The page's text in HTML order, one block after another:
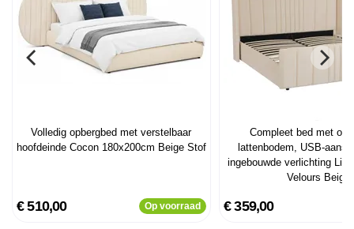
Volledig opbergbed met verstelbaar
hoofdeinde Cocon 180x200cm Beige Stof
€ 510,00 Op voorraad
Compleet bed met
lattenbodem, USB-
ingebouwde verlichting
Velours Beige
€ 359,00